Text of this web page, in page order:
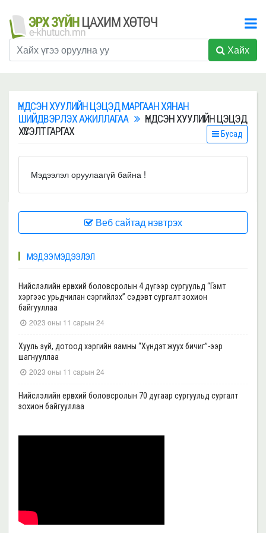
Хайх
ҮНДСЭН ХУУЛИЙН ЦЭЦЭД МАРГААН ХЯНАН
ШИЙДВЭРЛЭХ АЖИЛЛАГАА
ҮНДСЭН ХУУЛИЙН ЦЭЦЭД
ХҮСЭЛТ ГАРГАХ
Бусад
Мэдээлэл оруулаагүй байна !
Веб сайтад нэвтрэх
МЭДЭЭ МЭДЭЭЛЭЛ
Нийслэлийн ерөнхий боловсролын 4 дүгээр сургуульд “Гэмт
хэргээс урьдчилан сэргийлэх” сэдэвт сургалт зохион
байгууллаа
2023 оны 11 сарын 24
Хууль зүй, дотоод хэргийн яамны “Хүндэт жуух бичиг”-ээр
шагнууллаа
2023 оны 11 сарын 24
Нийслэлийн ерөнхий боловсролын 70 дугаар сургуульд сургалт
зохион байгууллаа
байгууллаа